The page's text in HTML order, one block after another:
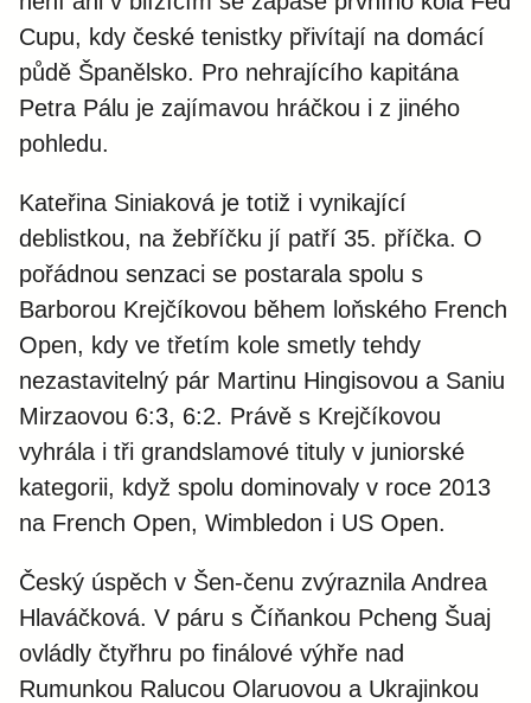
Cupu, kdy české tenistky přivítají na domácí
půdě Španělsko. Pro nehrajícího kapitána
Petra Pálu je zajímavou hráčkou i z jiného
pohledu.
Kateřina Siniaková je totiž i vynikající
deblistkou, na žebříčku jí patří 35. příčka. O
pořádnou senzaci se postarala spolu s
Barborou Krejčíkovou během loňského French
Open, kdy ve třetím kole smetly tehdy
nezastavitelný pár Martinu Hingisovou a Saniu
Mirzaovou 6:3, 6:2. Právě s Krejčíkovou
vyhrála i tři grandslamové tituly v juniorské
kategorii, když spolu dominovaly v roce 2013
na French Open, Wimbledon i US Open.
Český úspěch v Šen-čenu zvýraznila Andrea
Hlaváčková. V páru s Číňankou Pcheng Šuaj
ovládly čtyřhru po finálové výhře nad
Rumunkou Ralucou Olaruovou a Ukrajinkou